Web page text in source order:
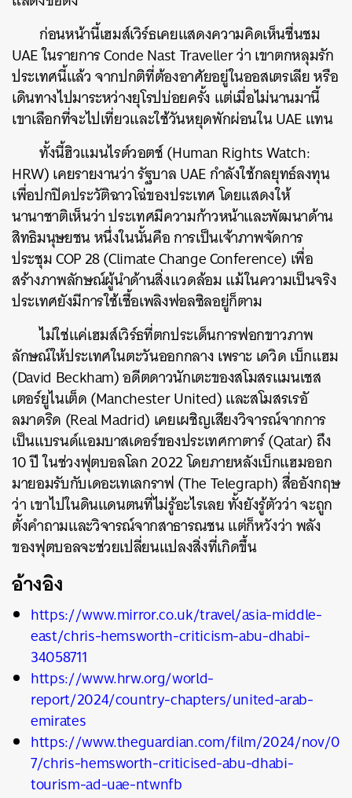
ก่อนหน้านี้เฮมส์เวิร์ธเคยแสดงความคิดเห็นชื่นชม
UAE ในรายการ Conde Nast Traveller ว่า เขาตกหลุมรัก
ประเทศนี้แล้ว จากปกติที่ต้องอาศัยอยู่ในออสเตรเลีย หรือ
เดินทางไปมาระหว่างยุโรปบ่อยครั้ง แต่เมื่อไม่นานมานี้
เขาเลือกที่จะไปเที่ยวและใช้วันหยุดพักผ่อนในUAE แทน
ทั้งนี้ฮิวแมนไรต์วอตช์ (Human Rights Watch:
HRW) เคยรายงานว่า รัฐบาล UAE กำลังใช้กลยุทธ์ลงทุน
เพื่อปกปิดประวัติฉาวโฉ่ของประเทศ โดยแสดงให้
นานาชาติเห็นว่า ประเทศมีความก้าวหน้าและพัฒนาด้าน
สิทธิมนุษยชน หนึ่งในนั้นคือ การเป็นเจ้าภาพจัดการ
ประชุม COP 28 (Climate Change Conference) เพื่อ
สร้างภาพลักษณ์ผู้นำด้านสิ่งแวดล้อม แม้ในความเป็นจริง
ประเทศยังมีการใช้เชื้อเพลิงฟอลซิลอยู่ก็ตาม
ไม่ใช่แค่เฮมส์เวิร์ธที่ตกประเด็นการฟอกขาวภาพ
ลักษณ์ให้ประเทศในตะวันออกกลาง เพราะ เดวิด เบ็กแฮม
(David Beckham) อดีตดาวนักเตะของสโมสรแมนเชส
เตอร์ยูไนเต็ด (Manchester United) และสโมสรเรอั
ลมาดริด (Real Madrid) เคยเผชิญเสียงวิจารณ์จากการ
เป็นแบรนด์แอมบาสเดอร์ของประเทศกาตาร์ (Qatar) ถึง
10 ปี ในช่วงฟุตบอลโลก 2022 โดยภายหลังเบ็กแฮมออก
มายอมรับกับเดอะเทเลกราฟ (The Telegraph) สื่ออังกฤษ
ว่า เขาไปในดินแดนตนที่ไม่รู้อะไรเลย ทั้งยังรู้ตัวว่า จะถูก
ตั้งคำถามและวิจารณ์จากสาธารณชน แต่ก็หวังว่า พลัง
ของฟุตบอลจะช่วยเปลี่ยนแปลงสิ่งที่เกิดขึ้น
อ้างอิง
https://www.mirror.co.uk/travel/asia-middle-
east/chris-hemsworth-criticism-abu-dhabi-
34058711
https://www.hrw.org/world-
report/2024/country-chapters/united-arab-
emirates
https://www.theguardian.com/film/2024/nov/0
7/chris-hemsworth-criticised-abu-dhabi-
tourism-ad-uae-ntwnfb
SHARE TWEET LINE EMAIL